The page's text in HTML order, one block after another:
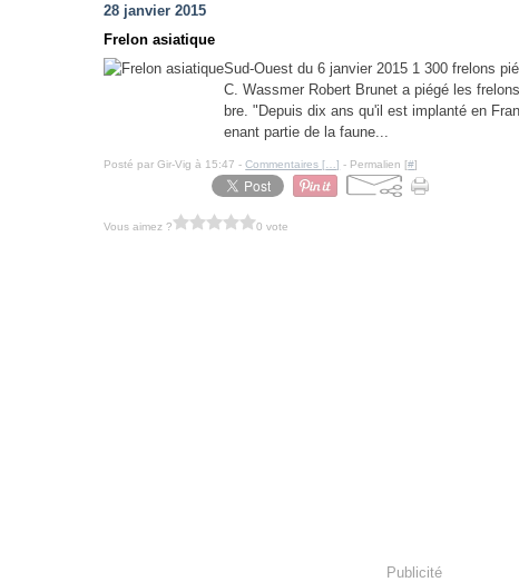
28 janvier 2015
Frelon asiatique
Sud-Ouest du 6 janvier 2015 1 300 frelons
C. Wassmer Robert Brunet a piégé les
bre. "Depuis dix ans qu'il est implanté en
enant partie de la faune...
Posté par Gir-Vig à 15:47 -Commentaires [ …] - Permalien [#]
Vous aimez ? 0 vote
Publicité